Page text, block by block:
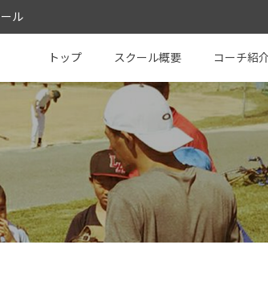
ル
School
トップ スクール概要 コーチ紹